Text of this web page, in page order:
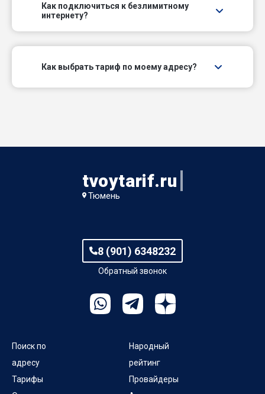
Европейский проезд
Заречный проезд
Казаровский пер
Кольский пер
Кондинский пер
Как подключиться к безлимитному
интернету?
Как выбрать тариф по моему адресу?
tvoytarif.ru
Тюмень
8 (901) 6348232
Обратный звонок
Поиск по
адресу
Тарифы
Народный
рейтинг
Провайдеры